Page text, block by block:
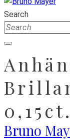
Search
0,15ct.
Bruno